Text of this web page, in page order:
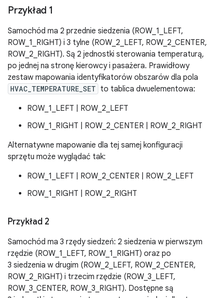
Przykład 1
Samochód ma 2 przednie siedzenia (ROW_1_LEFT,
ROW_1_RIGHT) i 3 tylne (ROW_2_LEFT, ROW_2_CENTER,
ROW_2_RIGHT). Są 2 jednostki sterowania temperaturą,
po jednej na stronę kierowcy i pasażera. Prawidłowy
zestaw mapowania identyfikatorów obszarów dla pola
HVAC_TEMPERATURE_SET to tablica dwuelementowa:
ROW_1_LEFT | ROW_2_LEFT
ROW_1_RIGHT | ROW_2_CENTER | ROW_2_RIGHT
Alternatywne mapowanie dla tej samej konfiguracji
sprzętu może wyglądać tak:
ROW_1_LEFT | ROW_2_CENTER | ROW_2_LEFT
ROW_1_RIGHT | ROW_2_RIGHT
Przykład 2
Samochód ma 3 rzędy siedzeń: 2 siedzenia w pierwszym
rzędzie (ROW_1_LEFT, ROW_1_RIGHT) oraz po
3 siedzenia w drugim (ROW_2_LEFT, ROW_2_CENTER,
ROW_2_RIGHT) i trzecim rzędzie (ROW_3_LEFT,
ROW_3_CENTER, ROW_3_RIGHT). Dostępne są